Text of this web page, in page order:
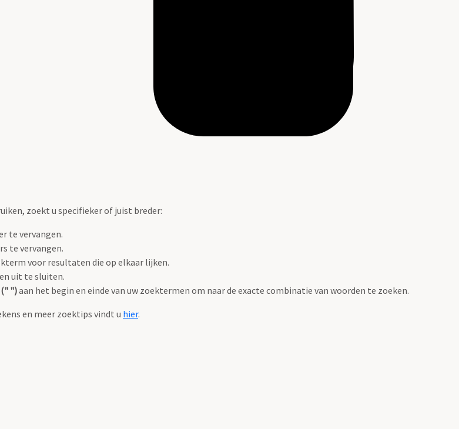
zoekt u specifieker of juist breder:
te vervangen.
te vervangen.
voor resultaten die op elkaar lijken.
uit te sluiten.
")aan het begin en einde van uw zoektermen om naar de exacte combinatie van woorden te zoeken.
en meer zoektips vindt u hier.